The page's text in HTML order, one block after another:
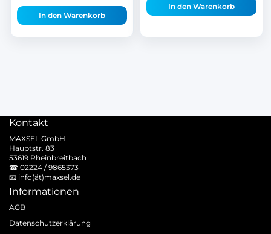
In den Warenkorb
In den Warenkorb
Kontakt
MAXSEL GmbH
Hauptstr. 83
53619 Rheinbreitbach
☎ 02224 / 9865373
📧 info(ät)maxsel.de
Informationen
AGB
Datenschutzerklärung